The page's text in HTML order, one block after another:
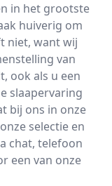
in het grootste
huiverig om
niet, want wij
van
ook als u een
slaapervaring
bij ons in onze
selectie en
chat, telefoon
een van onze